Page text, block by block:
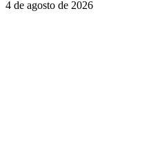
4 de agosto de 2026